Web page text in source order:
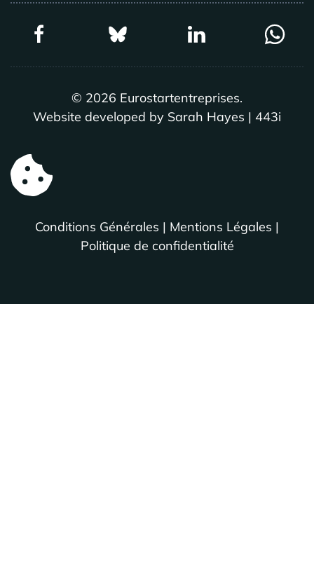
© 2026 Eurostartentreprises.
Website developed by Sarah Hayes | 443i
Conditions Générales | Mentions Légales |
Politique de confidentialité